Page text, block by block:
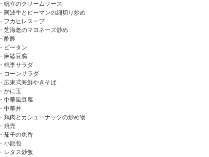
・帆立のクリームソース
・阿波牛とピーマンの細切り炒め
・フカヒレスープ
・芝海老のマヨネーズ炒め
・酢豚
・ピータン
・麻婆豆腐
・桃李サラダ
・コーンサラダ
・広東式海鮮やきそば
・かに玉
・中華風豆腐
・中華丼
・鶏肉とカシューナッツの炒め物
・焼売
・茄子の魚香
・小龍包
・レタス炒飯